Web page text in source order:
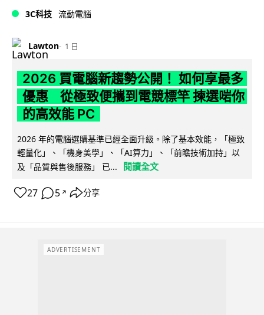
3C科技 流動電腦
Lawton 1 日
2026 買電腦新趨勢公開！ 如何享最多
優惠 從極致便攜到電競標竿 揀選啱你
的高效能 PC
2026 年的電腦選購基準已經全面升級。除了基本效能，「極致
輕量化」、「機身美學」、「AI算力」、「前瞻技術加持」以
及「品質與售後服務」 已...
閱讀全文
27 5 ↗ 分享
ADVERTISEMENT